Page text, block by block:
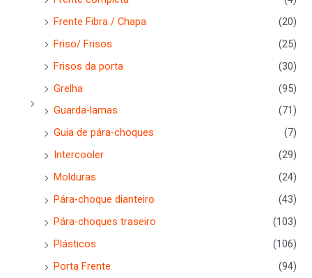
Frente Fibra / Chapa
(20)
Friso/ Frisos
(25)
Frisos da porta
(30)
Grelha
(95)
Guarda-lamas
(71)
Guia de pára-choques
(7)
Intercooler
(29)
Molduras
(24)
Pára-choque dianteiro
(43)
Pára-choques traseiro
(103)
Plásticos
(106)
Porta Frente
(94)